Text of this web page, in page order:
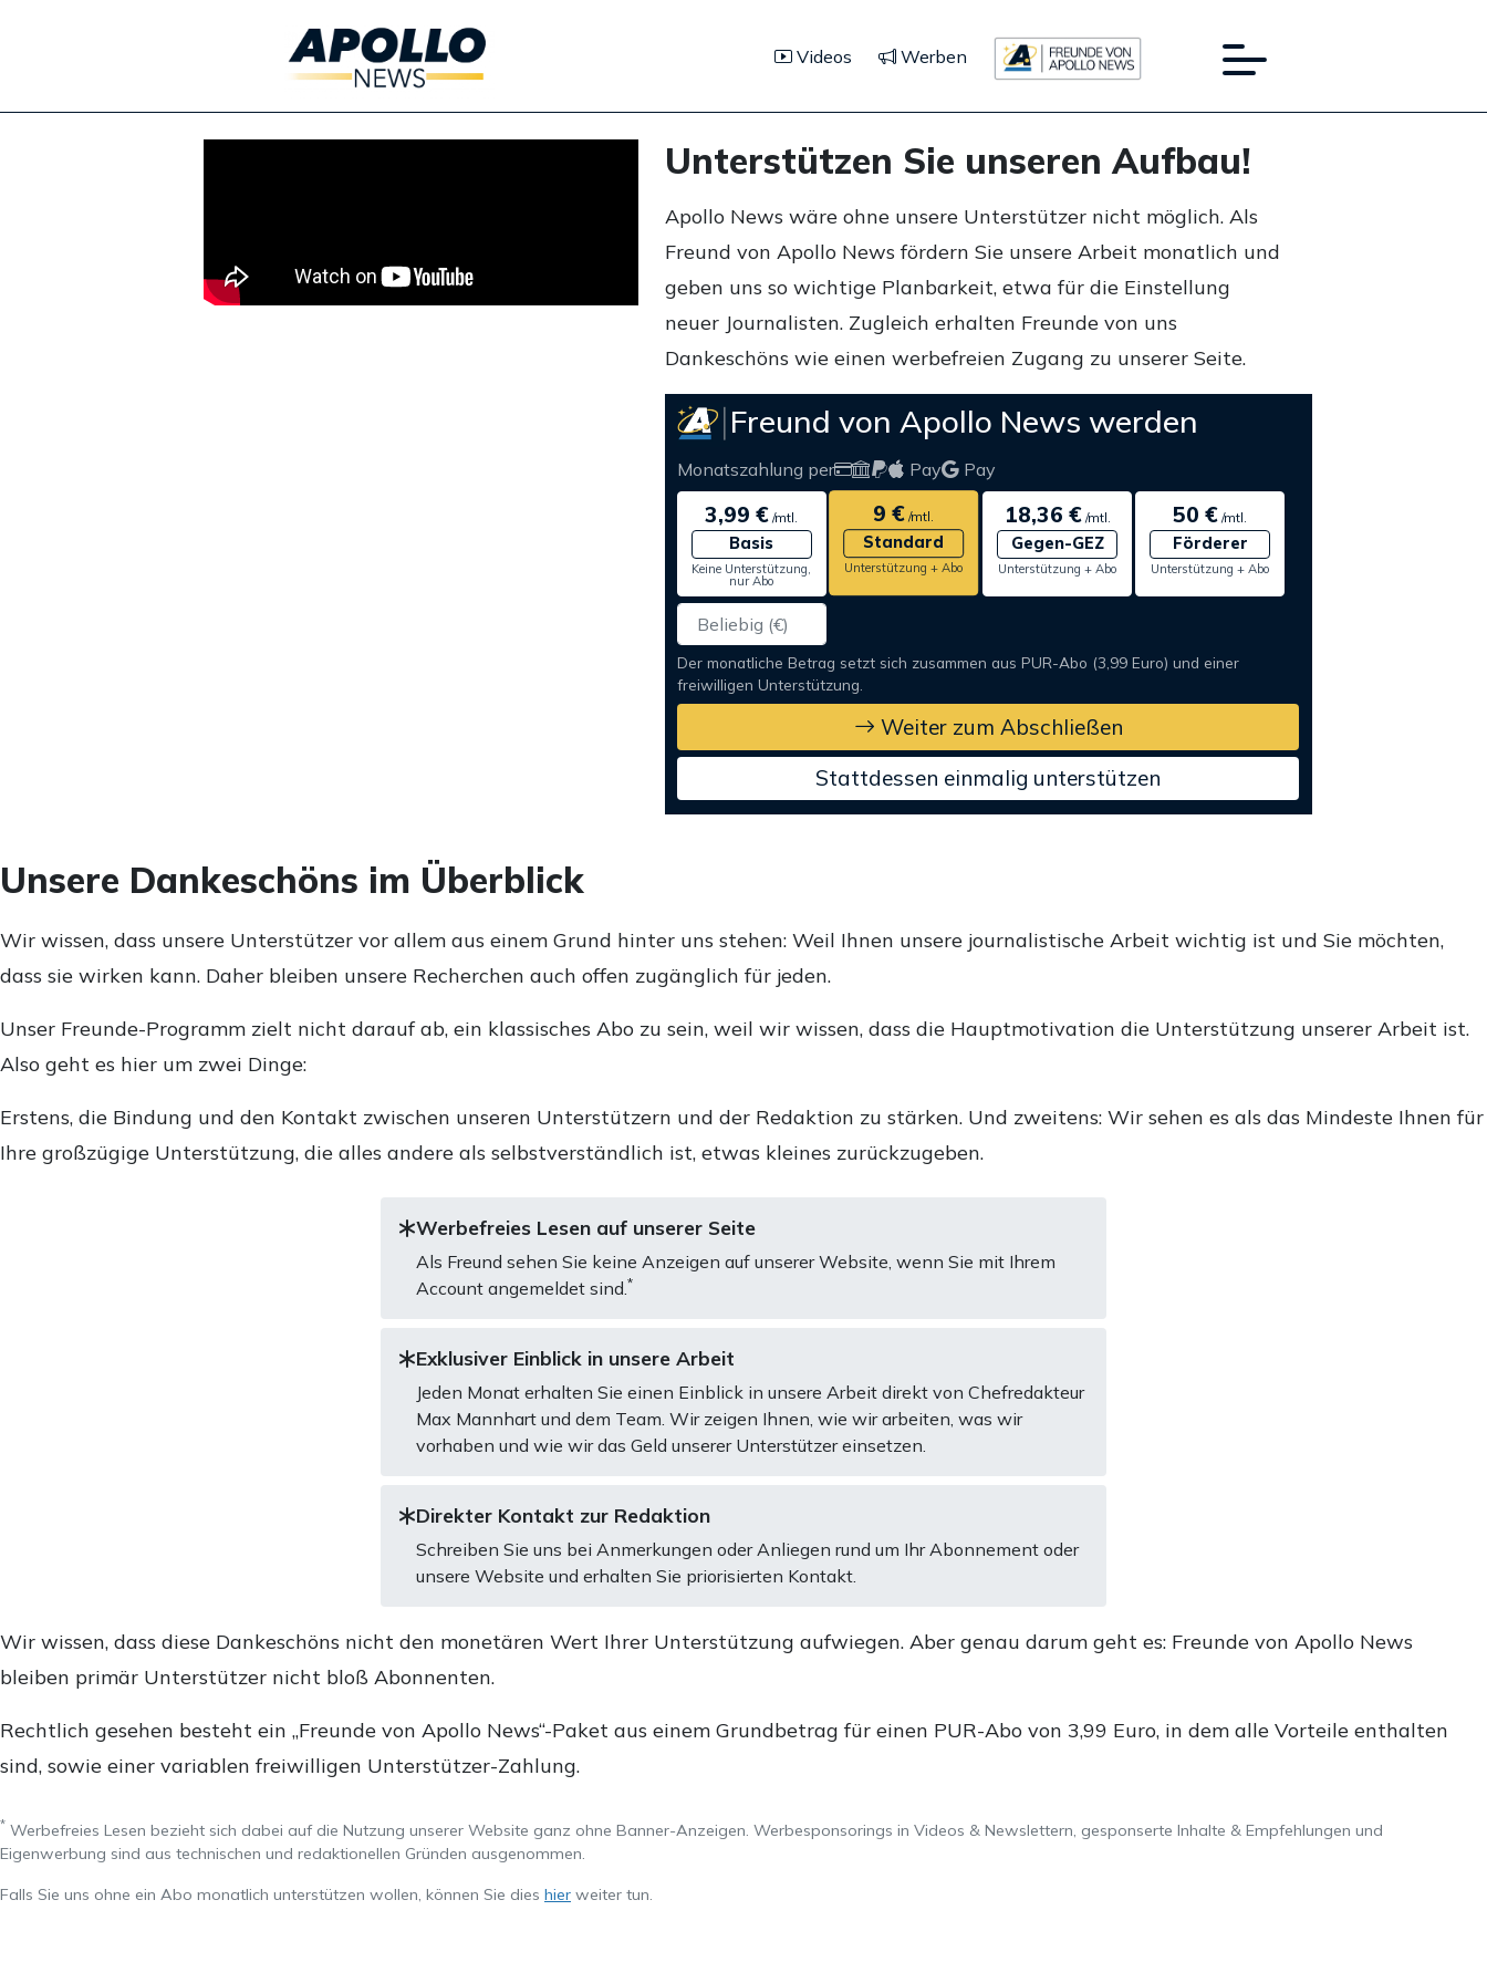
Videos Werben
Unterstützen Sie unseren Aufbau!
Apollo News wäre ohne unsere Unterstützer nicht möglich. Als
Freund von Apollo News fördern Sie unsere Arbeit monatlich und
geben uns so wichtige Planbarkeit, etwa für die Einstellung
neuer Journalisten. Zugleich erhalten Freunde von uns
Dankeschöns wie einen werbefreien Zugang zu unserer Seite.
Freund von Apollo News werden
Monatszahlung per Pay Pay
3,99 € /mtl.
Basis
Keine Unterstützung,
nur Abo
9 € /mtl.
Standard
Unterstützung + Abo
18,36 €/mtl.
Gegen-GEZ
Unterstützung + Abo
50 € /mtl.
Förderer
Unterstützung + Abo
Der monatliche Betrag setzt sich zusammen aus PUR-Abo (3,99 Euro) und einer
freiwilligen Unterstützung.
Weiter zum Abschließen
Stattdessen einmalig unterstützen
Unsere Dankeschöns im Überblick
Wir wissen, dass unsere Unterstützer vor allem aus einem Grund hinter uns stehen: Weil Ihnen unsere journalistische Arbeit wichtig ist und Sie möchten,
dass sie wirken kann. Daher bleiben unsere Recherchen auch offen zugänglich für jeden.
Unser Freunde-Programm zielt nicht darauf ab, ein klassisches Abo zu sein, weil wir wissen, dass die Hauptmotivation die Unterstützung unserer Arbeit ist.
Also geht es hier um zwei Dinge:
Erstens, die Bindung und den Kontakt zwischen unseren Unterstützern und der Redaktion zu stärken. Und zweitens: Wir sehen es als das Mindeste Ihnen für
Ihre großzügige Unterstützung, die alles andere als selbstverständlich ist, etwas kleines zurückzugeben.
Werbefreies Lesen auf unserer Seite
Als Freund sehen Sie keine Anzeigen auf unserer Website, wenn Sie mit Ihrem
Account angemeldet sind. *
Exklusiver Einblick in unsere Arbeit
Jeden Monat erhalten Sie einen Einblick in unsere Arbeit direkt von Chefredakteur
Max Mannhart und dem Team. Wir zeigen Ihnen, wie wir arbeiten, was wir
vorhaben und wie wir das Geld unserer Unterstützer einsetzen.
Direkter Kontakt zur Redaktion
Schreiben Sie uns bei Anmerkungen oder Anliegen rund um Ihr Abonnement oder
unsere Website und erhalten Sie priorisierten Kontakt.
Wir wissen, dass diese Dankeschöns nicht den monetären Wert Ihrer Unterstützung aufwiegen. Aber genau darum geht es: Freunde von Apollo News
bleiben primär Unterstützer nicht bloß Abonnenten.
Rechtlich gesehen besteht ein „Freunde von Apollo News“-Paket aus einem Grundbetrag für einen PUR-Abo von 3,99 Euro, in dem alle Vorteile enthalten
sind, sowie einer variablen freiwilligen Unterstützer-Zahlung.
* Werbefreies Lesen bezieht sich dabei auf die Nutzung unserer Website ganz ohne Banner-Anzeigen. Werbesponsorings in Videos & Newslettern, gesponserte Inhalte & Empfehlungen und
Eigenwerbung sind aus technischen und redaktionellen Gründen ausgenommen.
Falls Sie uns ohne ein Abo monatlich unterstützen wollen, können Sie dies hier weiter tun.